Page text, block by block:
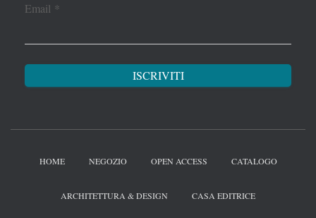
Email *
HOME NEGOZIO OPEN ACCESS CATALOGO
ARCHITETTURA & DESIGN CASA EDITRICE